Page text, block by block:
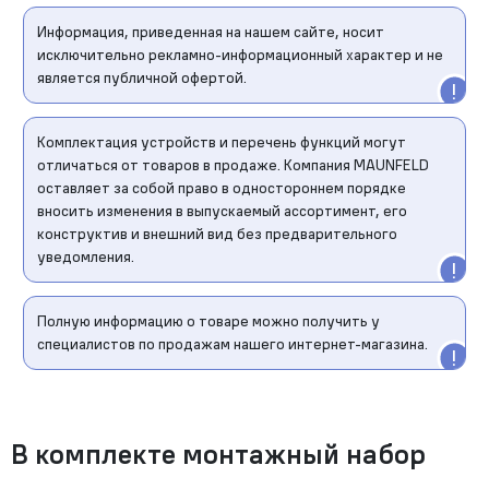
Информация, приведенная на нашем сайте, носит
исключительно рекламно-информационный характер и не
является публичной офертой.
Комплектация устройств и перечень функций могут
отличаться от товаров в продаже. Компания MAUNFELD
оставляет за собой право в одностороннем порядке
вносить изменения в выпускаемый ассортимент, его
конструктив и внешний вид без предварительного
уведомления.
Полную информацию о товаре можно получить у
специалистов по продажам нашего интернет-магазина.
В комплекте монтажный набор